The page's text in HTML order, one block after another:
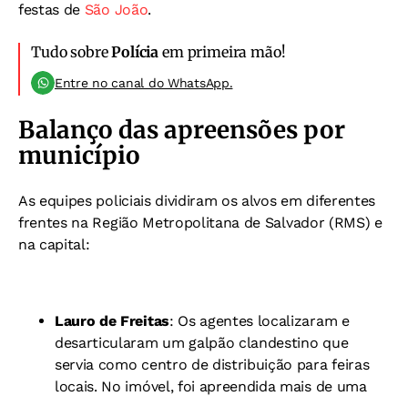
festas de São João.
Tudo sobrePolícia em primeira mão!
Entre no canal do WhatsApp.
Balanço das apreensões por
município
As equipes policiais dividiram os alvos em diferentes
frentes na Região Metropolitana de Salvador (RMS) e
na capital:
Lauro de Freitas: Os agentes localizaram e
desarticularam um galpão clandestino que
servia como centro de distribuição para feiras
locais. No imóvel, foi apreendida mais de uma